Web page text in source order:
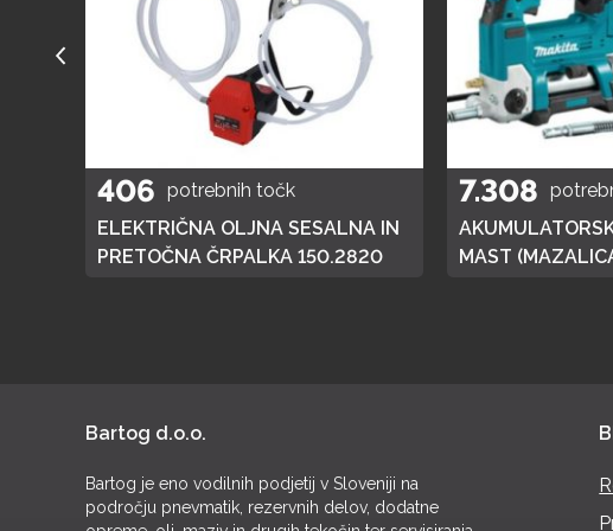
406 potrebnih točk
ELEKTRIČNA OLJNA SESALNA IN
PRETOČNA ČRPALKA 150.2820
7.308
MAST
Bartog d.o.o.
Bartog je eno vodilnih podjetij v Sloveniji na
področju pnevmatik, rezervnih delov, dodatne